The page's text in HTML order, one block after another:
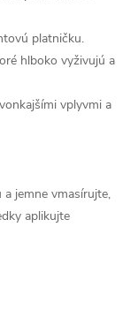
platničku.
hlboko vyživujú a
vplyvmi a
jemne vmasírujte,
aplikujte